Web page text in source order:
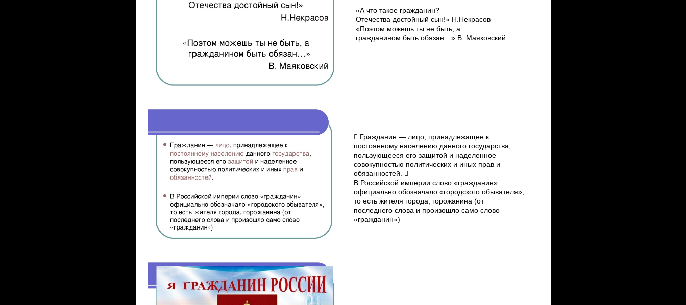
«А что такое гражданин?
Отечества достойный сын!» Н.Некрасов
«Поэтом можешь ты не быть, а
гражданином быть обязан…» В. Маяковский
 Гражданин — лицо, принадлежащее к
постоянному населению данного государства,
пользующееся его защитой и наделенное
совокупностью политических и иных прав и
обязанностей. 
В Российской империи слово «гражданин»
официально обозначало «городского обывателя»,
то есть жителя города, горожанина (от
последнего слова и произошло само слово
«гражданин»)